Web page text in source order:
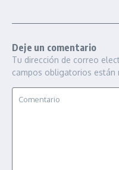
Deje un comentario
Tu dirección de correo
campos obligatorios están